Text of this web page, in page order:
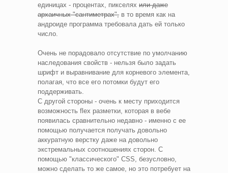
единицах - процентах, пикселях или даже
архаичных "сантиметрах", в то время как на
андроиде программа требовала дать ей только
число.
Очень не порадовало отсутствие по умолчанию
наследования свойств - нельзя было задать
шрифт и выравнивание для корневого элемента,
полагая, что все его потомки будут его
поддерживать.
С другой стороны - очень к месту приходится
возможность flex разметки, которая в вебе
появилась сравнительно недавно - именно с ее
помощью получается получать довольно
аккуратную верстку даже на довольно
экстремальных соотношениях сторон. С
помощью "классического" CSS, безусловно,
можно сделать то же самое, но это потребует на